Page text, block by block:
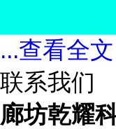
...查看全
联系我们
廊坊乾耀